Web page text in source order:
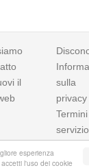
esperienza
l'uso dei cookie
il
sulla
privacy
servizio